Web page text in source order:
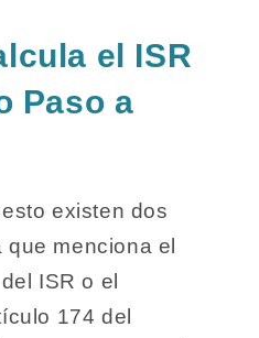
el ISR
Paso a
existen dos
menciona el
ISR o el
174 del